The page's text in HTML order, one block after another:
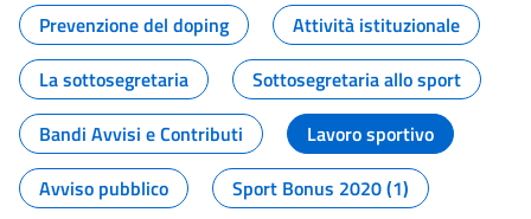
Prevenzione del doping
Attività istituzionale
La sottosegretaria
Sottosegretaria allo sport
Bandi Avvisi e Contributi
Lavoro sportivo
Avviso pubblico
Sport Bonus 2020 (1)